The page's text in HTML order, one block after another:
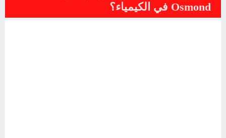
Osmond في الكيمياء؟